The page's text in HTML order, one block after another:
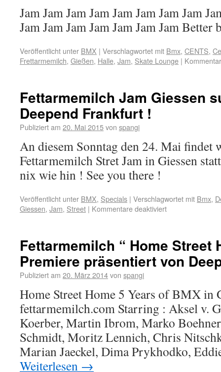
Jam Jam Jam Jam Jam Jam Jam Jam
Jam Jam Jam Jam Jam Jam Jam Better
Veröffentlicht unter BMX | Verschlagwortet mit Bmx, CENTS,
Frettarmemilch, Gießen, Halle, Jam, Skate Lounge |
Fettarmemilch Jam Giessen
Deepend Frankfurt !
Publiziert am 20. Mai 2015von spangi
An diesem Sonntag den 24. Mai findet
Fettarmemilch Stret Jam in Giessen
nix wie hin ! See you there !
Veröffentlicht unter BMX, Specials | Verschlagwortet mit Bmx,
Giessen, Jam, Street | Kommentare deaktiviert
Fettarmemilch “ Home Street
Premiere präsentiert von
Publiziert am 20. März 2014von spangi
Home Street Home 5 Years of BMX in
fettarmemilch.com Starring : Aksel v.
Koerber, Martin Ibrom, Marko
Schmidt, Moritz Lennich, Chris
Marian Jaeckel, Dima Prykhodko,
Weiterlesen →